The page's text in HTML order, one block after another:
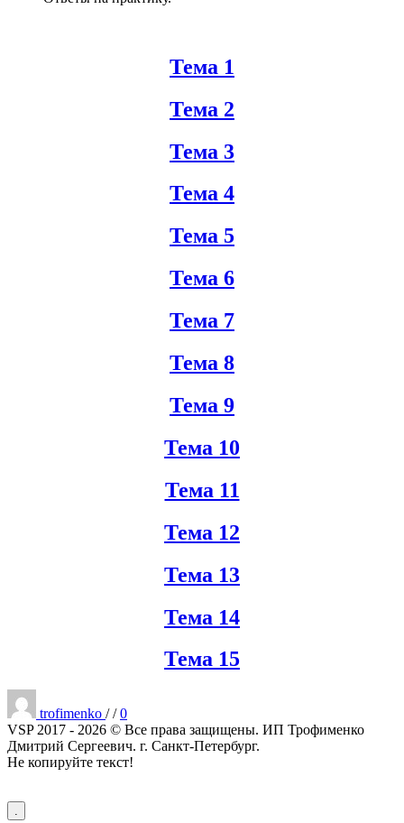
Тема 1
Тема 2
Тема 3
Тема 4
Тема 5
Тема 6
Тема 7
Тема 8
Тема 9
Тема 10
Тема 11
Тема 12
Тема 13
Тема 14
Тема 15
trofimenko / / 0
VSP 2017 - 2026 © Все права защищены. ИП Трофименко
Дмитрий Сергеевич. г. Санкт-Петербург.
Не копируйте текст!
.